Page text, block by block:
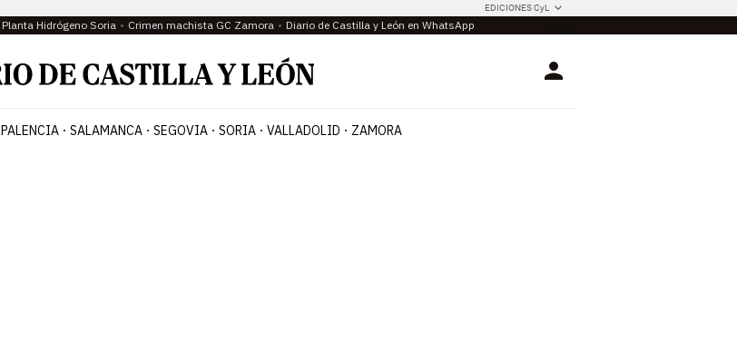
EDICIONES CyL
Planta Hidrógeno Soria Crimen machista GC Zamora Diario de Castilla y León en WhatsApp
Login
PALENCIA SALAMANCA SEGOVIA SORIA VALLADOLID ZAMORA